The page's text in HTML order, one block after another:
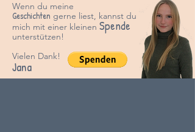
Wenn du meine
Geschichten gerne liest, kannst du
mich mit einer kleinen Spende
unterstützen!
Vielen Dank!
Jana